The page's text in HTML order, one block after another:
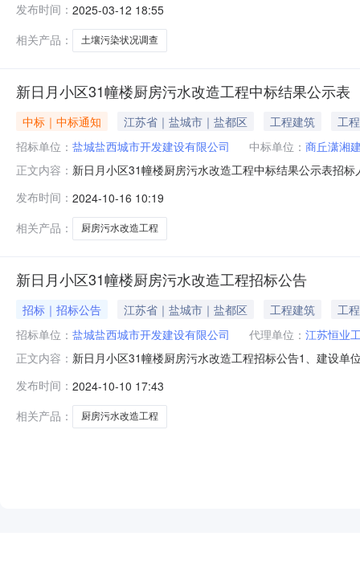
况调查报告，通过环保主管部门组织的专家论证及技术
求：1.满足《中华人民共和
发布时间： 2025-03-12 18:55
相关产品：
土壤污染状况调查
新日月小区31幢楼厨房污水改造工程中标结果公示表
中标｜中标通知 江苏省｜盐城市｜盐都区 工程建筑
工程
招标单位： 盐城盐西城市开发建设有限公司 中标单位： 商丘潇湘
正文内容： 新日月小区31幢楼厨房污水改造工程中标结果公示表招
历天）质量目标项目经理备注商丘潇湘建设有限公司
质疑或投诉
发布时间： 2024-10-16 10:19
相关产品：
厨房污水改造工程
新日月小区31幢楼厨房污水改造工程招标公告
招标｜招标公告 江苏省｜盐城市｜盐都区 工程建筑
工程
招标单位： 盐城盐西城市开发建设有限公司 代理单位： 江苏恒业
正文内容： 新日月小区31幢楼厨房污水改造工程招标公告1、建设
招标内容：新日月小区31幢楼厨房污水改造工程的施工
6.1资质等级和范围：具
发布时间： 2024-10-10 17:43
相关产品：
厨房污水改造工程